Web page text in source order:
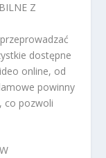
Z
dostępne
online, od
powinny
co pozwoli